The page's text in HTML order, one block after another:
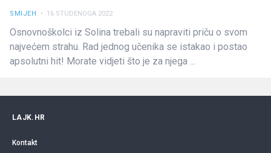
SMIJEH • 16 STUDENOGA 2022
Osnovnoškolci iz Solina trebali su napraviti priču o svom
najvećem strahu. Rad jednog učenika se istakao i postao
apsolutni hit! Morate vidjeti što je za njega ...
LAJK.HR
Kontakt